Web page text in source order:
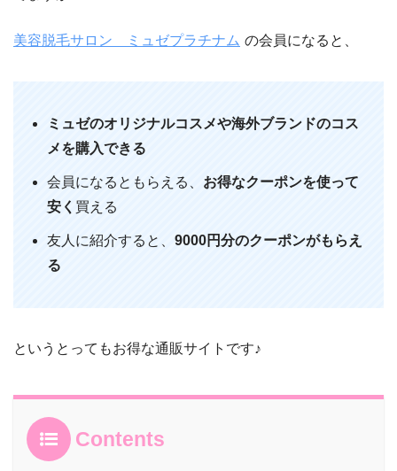
美容脱毛サロン ミュゼプラチナム の会員になると、
ミュゼのオリジナルコスメや海外ブランドのコス
メを購入できる
会員になるともらえる、 お得なクーポンを使って
安く 買える
友人に紹介すると、9000円分のクーポンがもらえ
る
というとってもお得な通販サイトです♪
Contents